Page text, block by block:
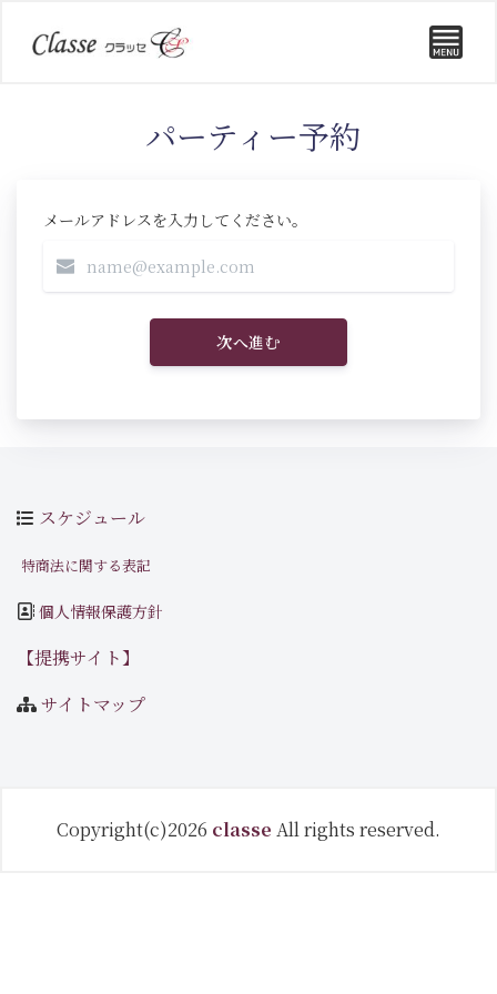
パーティー予約
メールアドレスを入力してください。
次へ進む
スケジュール
特商法に関する表記
個人情報保護方針
【提携サイト】
サイトマップ
Copyright(c)2026 classe All rights reserved.